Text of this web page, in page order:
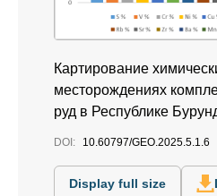
Картирование
месторождениях
руд в Республике
DOI: 10.60797/GEO.2025.5.1.6
Display full size